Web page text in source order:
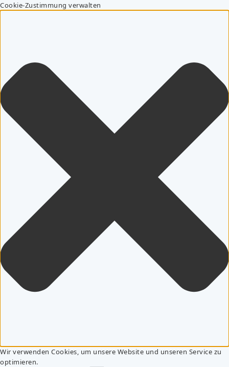
Cookie-Zustimmung verwalten
Wir verwenden Cookies, um unsere Website und unseren Service zu
optimieren.